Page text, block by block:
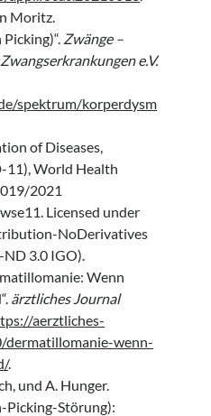
Moritz.
Zwänge –
e.V.
spektrum/korperdysm
of Diseases,
11), World Health
2021
Licensed under
NoDerivatives
ND 3.0 IGO).
Wenn
ärztliches Journal
aerztliches-
wenn-
.
und A. Hunger.
Picking-Störung):